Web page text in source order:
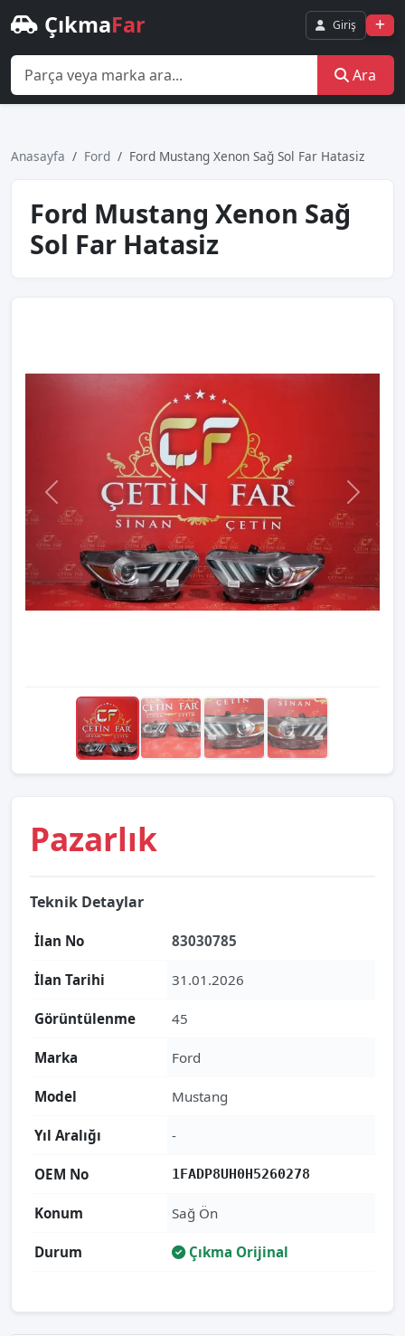
ÇıkmaFar Giriş
Ara
Anasayfa Ford Ford Mustang Xenon Sağ Sol Far Hatasiz
Ford Mustang Xenon Sağ
Sol Far Hatasiz
Pazarlık
Teknik Detaylar
İlan No 83030785
İlan Tarihi 31.01.2026
Görüntülenme 45
Marka Ford
Model Mustang
Yıl Aralığı -
OEM No 1FADP8UH0H5260278
Konum Sağ Ön
Durum Çıkma Orijinal